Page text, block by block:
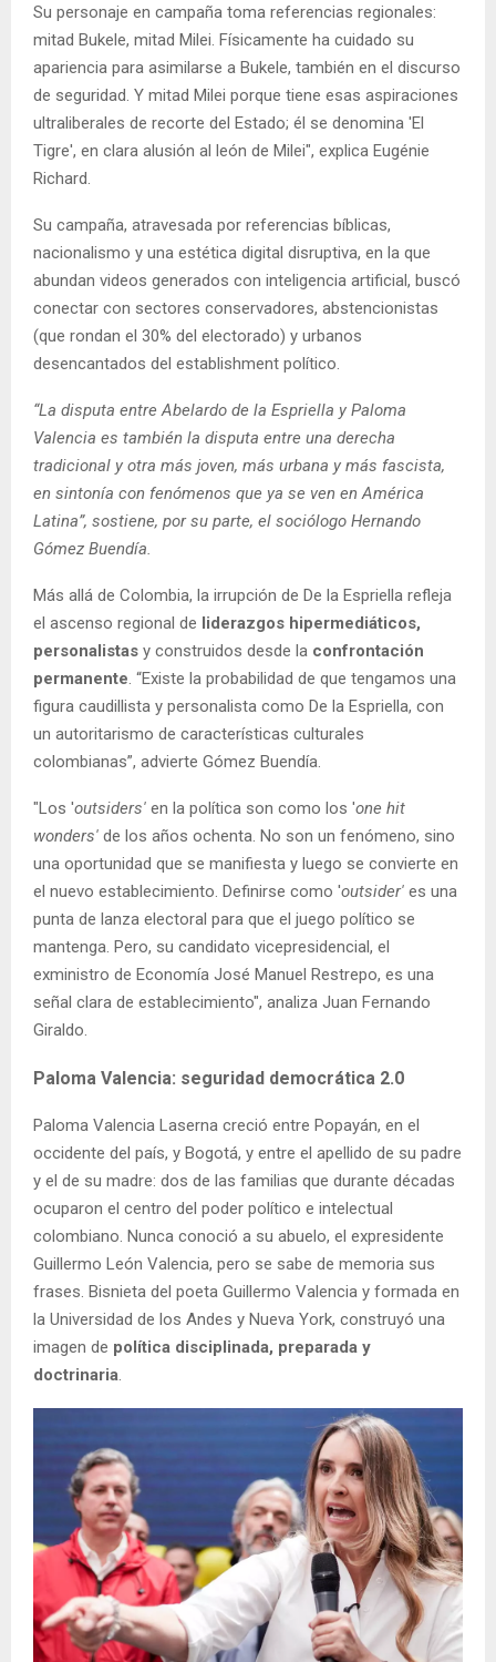
Su personaje en campaña toma referencias regionales:
mitad Bukele, mitad Milei. Físicamente ha cuidado su
apariencia para asimilarse a Bukele, también en el discurso
de seguridad. Y mitad Milei porque tiene esas aspiraciones
ultraliberales de recorte del Estado; él se denomina 'El
Tigre', en clara alusión al león de Milei", explica Eugénie
Richard.
Su campaña, atravesada por referencias bíblicas,
nacionalismo y una estética digital disruptiva, en la que
abundan videos generados con inteligencia artificial, buscó
conectar con sectores conservadores, abstencionistas
(que rondan el 30% del electorado) y urbanos
desencantados del establishment político.
“La disputa entre Abelardo de la Espriella y Paloma
Valencia es también la disputa entre una derecha
tradicional y otra más joven, más urbana y más fascista,
en sintonía con fenómenos que ya se ven en América
Latina”, sostiene, por su parte, el sociólogo Hernando
Gómez Buendía.
Más allá de Colombia, la irrupción de De la Espriella refleja
el ascenso regional de liderazgos hipermediáticos,
personalistas y construidos desde la confrontación
permanente. “Existe la probabilidad de que tengamos una
figura caudillista y personalista como De la Espriella, con
un autoritarismo de características culturales
colombianas”, advierte Gómez Buendía.
"Los 'outsiders' en la política son como los 'one hit
wonders' de los años ochenta. No son un fenómeno, sino
una oportunidad que se manifiesta y luego se convierte en
el nuevo establecimiento. Definirse como 'outsider' es una
punta de lanza electoral para que el juego político se
mantenga. Pero, su candidato vicepresidencial, el
exministro de Economía José Manuel Restrepo, es una
señal clara de establecimiento", analiza Juan Fernando
Giraldo.
Paloma Valencia: seguridad democrática 2.0
Paloma Valencia Laserna creció entre Popayán, en el
occidente del país, y Bogotá, y entre el apellido de su padre
y el de su madre: dos de las familias que durante décadas
ocuparon el centro del poder político e intelectual
colombiano. Nunca conoció a su abuelo, el expresidente
Guillermo León Valencia, pero se sabe de memoria sus
frases. Bisnieta del poeta Guillermo Valencia y formada en
la Universidad de los Andes y Nueva York, construyó una
imagen de política disciplinada, preparada y
doctrinaria.